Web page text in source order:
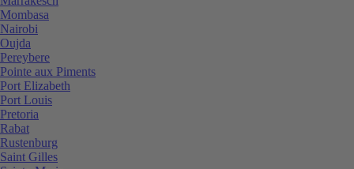
Mombasa
Nairobi
Oujda
Pereybere
Pointe aux Piments
Port Elizabeth
Port Louis
Pretoria
Rabat
Rustenburg
Saint Gilles